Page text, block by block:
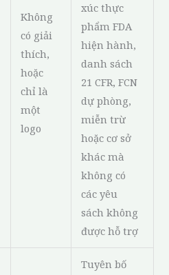
Không
có giải
thích,
hoặc
chỉ là
một
logo
xúc thực
phẩm FDA
hiện hành,
danh sách
21 CFR, FCN
dự phòng,
miễn trừ
hoặc cơ sở
khác mà
không có
các yêu
sách không
được hỗ trợ
Tuyên bố